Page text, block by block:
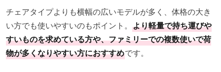
チェアタイプよりも横幅の広いモデルが多く、体格の大き
い方でも使いやすいのもポイント。 より軽量で持ち運びや
すいものを求めている方や、ファミリーでの複数使いで荷
物が多くなりやすい方におすすめです。